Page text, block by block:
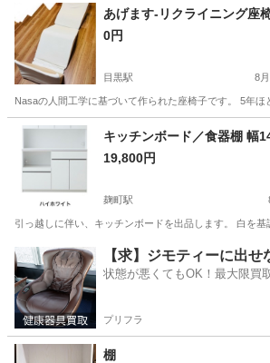
東京 江東区 インテリア雑貨/小物 ポール
あげます-リクライニング座
0円
目黒駅 8
Nasaの人間工学に基づいて作られた座椅子です。 5年
東京 目黒区 目黒駅 ソファ
キッチンボード／食器棚 幅
19,800円
麹町駅
引っ越しに伴い、キッチンボードを出品します。 白を
東京 千代田区 麹町駅 収納家具
【求】ジモティーに出せ
状態が悪くてもOK！最大限買
プリフラ
棚